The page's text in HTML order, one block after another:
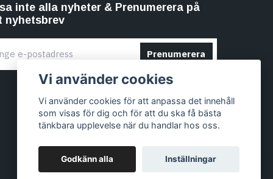
inte alla nyheter & Prenumerera på
nyhetsbrev
Prenumerera
Vi använder cookies
Vi använder cookies för att anpassa det innehåll
som visas för dig och för att du ska få bästa
tänkbara upplevelse när du handlar hos oss.
Godkänn alla Inställningar